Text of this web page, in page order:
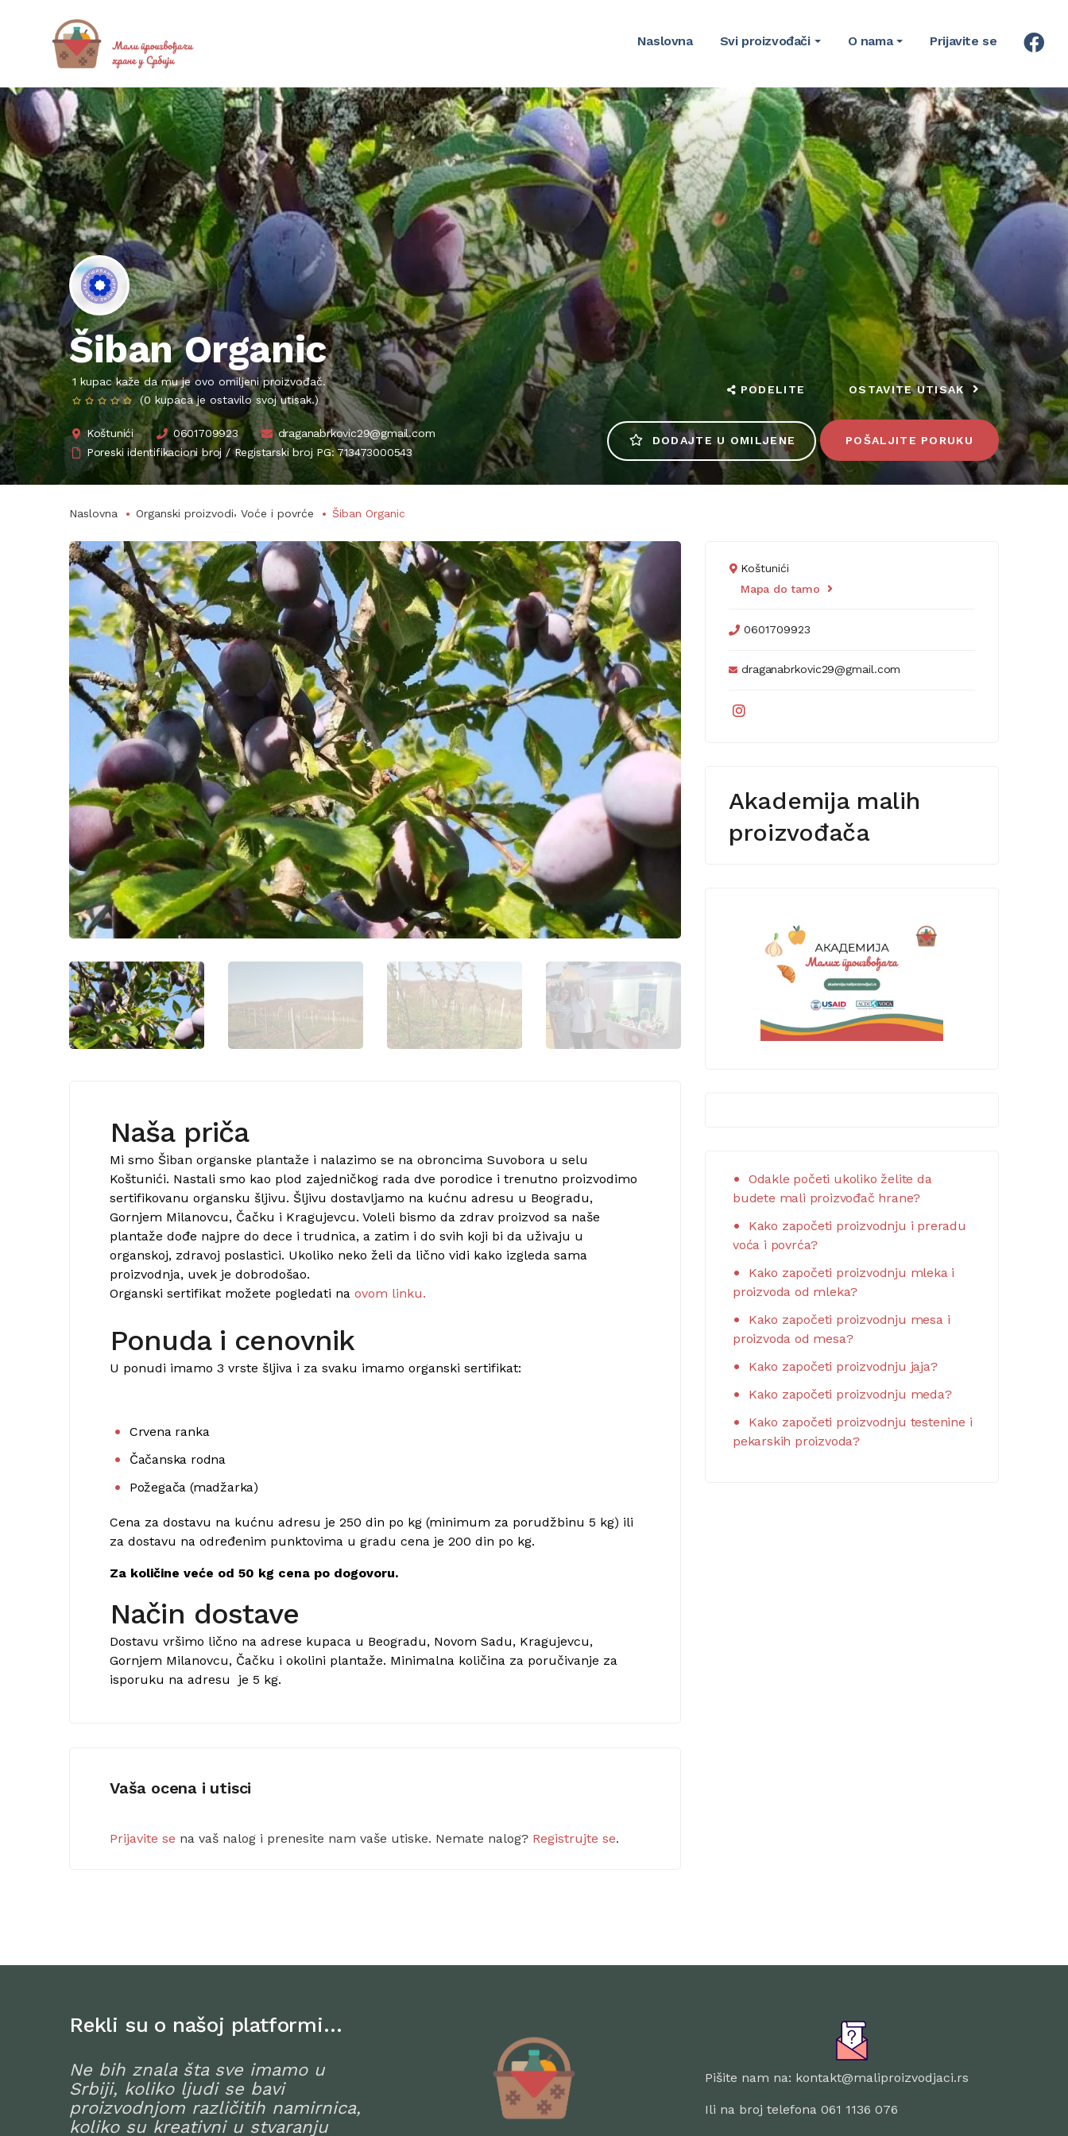
Naslovna Svi proizvođači O nama Prijavite se
Šiban Organic
1 kupac kaže da mu je ovo omiljeni proizvođač.
(0 kupaca je ostavilo svoj utisak.)
Koštunići 0601709923
draganabrkovic29@gmail.com
Poreski identifikacioni broj / Registarski broj PG: 713473000543
PODELITE OSTAVITE UTISAK
DODAJTE U OMILJENE POŠALJITE PORUKU
Naslovna Organski proizvodi, Voće i povrće Šiban Organic
Naša priča
Mi smo Šiban organske plantaže i nalazimo se na obroncima Suvobora u selu
Koštunići. Nastali smo kao plod zajedničkog rada dve porodice i trenutno proizvodimo
sertifikovanu organsku šljivu. Šljivu dostavljamo na kućnu adresu u Beogradu,
Gornjem Milanovcu, Čačku i Kragujevcu. Voleli bismo da zdrav proizvod sa naše
plantaže dođe najpre do dece i trudnica, a zatim i do svih koji bi da uživaju u
organskoj, zdravoj poslastici. Ukoliko neko želi da lično vidi kako izgleda sama
proizvodnja, uvek je dobrodošao.
Organski sertifikat možete pogledati na ovom linku.
Ponuda i cenovnik
U ponudi imamo 3 vrste šljiva i za svaku imamo organski sertifikat:
Crvena ranka
Čačanska rodna
Požegača (madžarka)
Cena za dostavu na kućnu adresu je 250 din po kg (minimum za porudžbinu 5 kg) ili
za dostavu na određenim punktovima u gradu cena je 200 din po kg.
Za količine veće od 50 kg cena po dogovoru.
Način dostave
Dostavu vršimo lično na adrese kupaca u Beogradu, Novom Sadu, Kragujevcu,
Gornjem Milanovcu, Čačku i okolini plantaže. Minimalna količina za poručivanje za
isporuku na adresu je 5 kg.
Vaša ocena i utisci
Prijavite se na vaš nalog i prenesite nam vaše utiske. Nemate nalog? Registrujte se.
Koštunići
Mapa do tamo
0601709923
draganabrkovic29@gmail.com
Akademija malih
proizvođača
Odakle početi ukoliko želite da
budete mali proizvođač hrane?
Kako započeti proizvodnju i preradu
voća i povrća?
Kako započeti proizvodnju mleka i
proizvoda od mleka?
Kako započeti proizvodnju mesa i
proizvoda od mesa?
Kako započeti proizvodnju jaja?
Kako započeti proizvodnju meda?
Kako započeti proizvodnju testenine i
pekarskih proizvoda?
Rekli su o našoj platformi…
Ne bih znala šta sve imamo u
Srbiji, koliko ljudi se bavi
proizvodnjom različitih namirnica,
koliko su kreativni u stvaranju
Pišite nam na: kontakt@maliproizvodjaci.rs
Ili na broj telefona 061 1136 076